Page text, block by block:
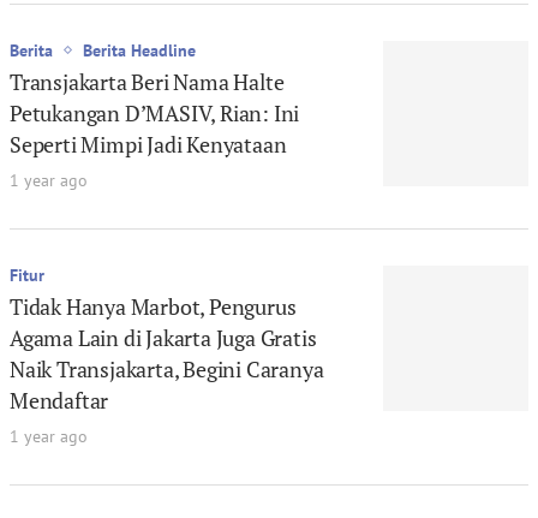
Berita Berita Headline
Transjakarta Beri Nama Halte
Petukangan D’MASIV, Rian: Ini
Seperti Mimpi Jadi Kenyataan
1 year ago
Fitur
Tidak Hanya Marbot, Pengurus
Agama Lain di Jakarta Juga Gratis
Naik Transjakarta, Begini Caranya
Mendaftar
1 year ago